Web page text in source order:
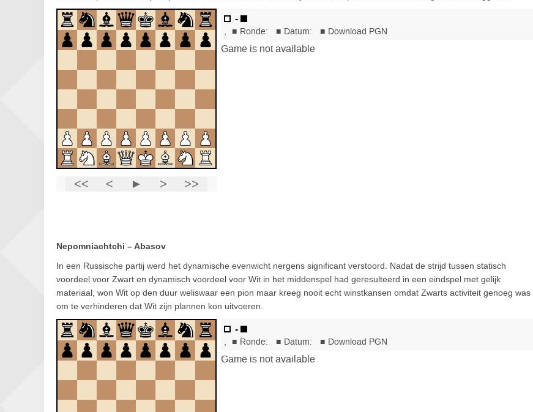
Nepomniachtchi – Abasov
In een Russische partij werd het dynamische evenwicht nergens significant verstoord. Nadat de strijd tussen statisch
voordeel voor Zwart en dynamisch voordeel voor Wit in het middenspel had geresulteerd in een eindspel met gelijk
materiaal, won Wit op den duur weliswaar een pion maar kreeg nooit echt winstkansen omdat Zwarts activiteit genoeg was
om te verhinderen dat Wit zijn plannen kon uitvoeren.